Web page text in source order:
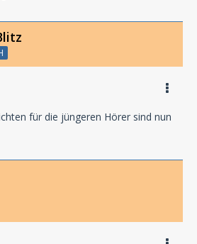
für die jüngeren Hörer sind nun